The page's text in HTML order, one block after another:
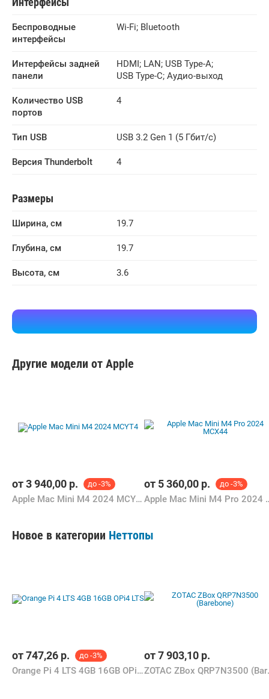
Беспроводные
интерфейсы
Wi-Fi; Bluetooth
Интерфейсы задней
панели
HDMI; LAN; USB Type-A;
USB Type-C; Аудио-выход
Количество USB
портов
4
Тип USB USB 3.2 Gen 1 (5 Гбит/с)
Версия Thunderbolt 4
Размеры
Ширина, см 19.7
Глубина, см 19.7
Высота, см 3.6
Другие модели от Apple
от3 940,00 р. до -3%
Apple Mac Mini M4 2024 MCYT4
от 5 360,00 р. до -3%
Apple Mac
Новое в категории Неттопы
от747,26 р. до -3%
Orange Pi 4 LTS 4GB 16GB OPi4 LTS
от7 903,10 р.